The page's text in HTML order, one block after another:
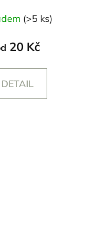
(>5 ks)
20 Kč
DETAIL